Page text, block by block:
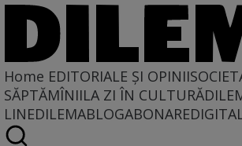
Home EDITORIALE ȘI OPINII
SĂPTĂMÎNIILA ZI ÎN CULTURĂ
LINEDILEMABLOGABONARE